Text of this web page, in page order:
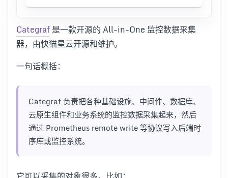
Categraf是一款开源的 All-in-One 监控数据采集
器，由快猫星云开源和维护。
一句话概括：
Categraf 负责把各种基础设施、中间件、数据库、
云原生组件和业务系统的监控数据采集起来，然后
通过 Prometheus remote write 等协议写入后端时
序库或监控系统。